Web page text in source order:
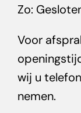
Zo:
Voor
wij u
nemen.